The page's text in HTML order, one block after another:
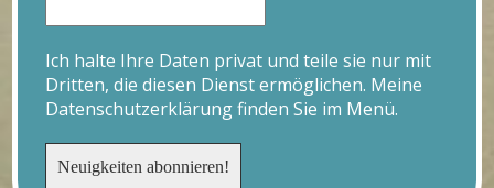
Ich halte Ihre Daten privat und teile sie nur mit
Dritten, die diesen Dienst ermöglichen. Meine
Datenschutzerklärung finden Sie im Menü.